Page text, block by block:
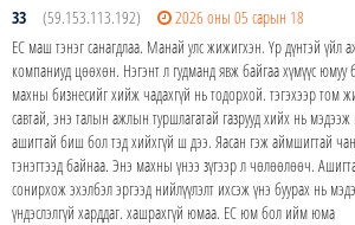
33 (59.153.113.192)
2026 оны 05 сарын 18
ЕС маш тэнэг санагдлаа. Манай улс жижигхэн. Үр дүнтэй үйл
компаниуд цөөхөн. Нэгэнт л гудманд явж байгаа хүмүүс
махны бизнесийг хийж чадахгүй нь тодорхой. тэгэхээр том
савтай, энэ талын ажлын туршлагатай газрууд хийх нь мэдээж
ашигтай биш бол тэд хийхгүй ш дээ. Яасан гэж аймшигтай
тэнэгтээд байнаа. Энэ махны үнээ зүгээр л чөлөөлөөч.
сонирхож эхэлбэл эргээд нийлүүлэлт ихсэж үнэ буурах нь
үндэслэлгүй харддаг. хашрахгүй юмаа. ЕС юм бол ийм юма